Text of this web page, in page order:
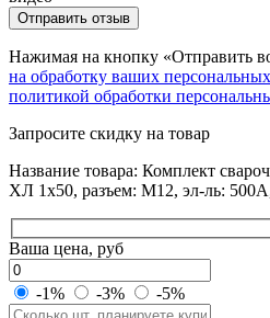
Отправить отзыв
Нажимая на кнопку «Отправить
на обработку ваших
политикой обработки
Запросите скидку на товар
Название товара: Комплект
ХЛ 1х50, разъем: М12, эл-ль:
Ваша цена, руб
-1% -3% -5%